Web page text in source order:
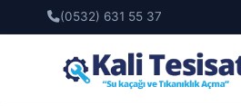
(0532) 631 55 37